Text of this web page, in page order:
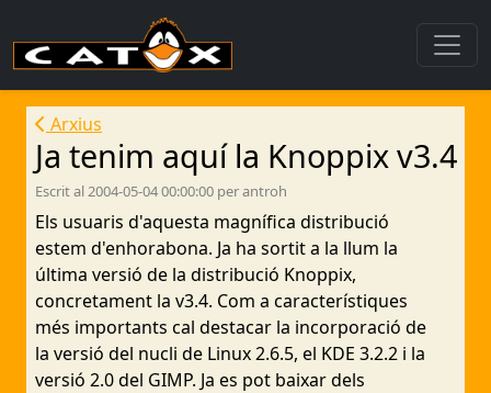
Arxius
Ja tenim aquí la Knoppix v3.4
Escrit al 2004-05-04 00:00:00 per antroh
Els usuaris d'aquesta magnífica distribució
estem d'enhorabona. Ja ha sortit a la llum la
última versió de la distribució Knoppix,
concretament la v3.4. Com a característiques
més importants cal destacar la incorporació de
la versió del nucli de Linux 2.6.5, el KDE 3.2.2 i la
versió 2.0 del GIMP. Ja es pot baixar dels